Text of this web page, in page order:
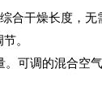
合干燥长度，
。
可调的混合空